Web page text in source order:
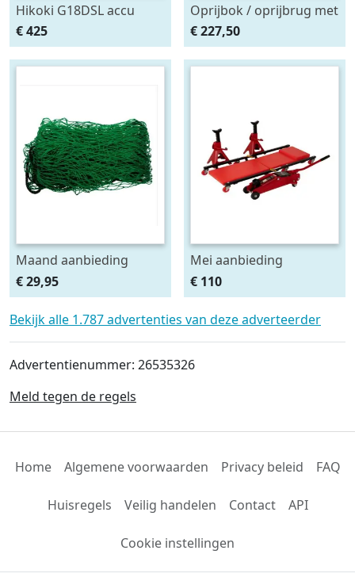
Hikoki G18DSL accu
haakse slijper (2x5Ah +
HSCII)
€ 425
Oprijbok / oprijbrug met
ingebouwde krik. set
2stuks
€ 227,50
Maand aanbieding
Afdeknet 4x2 mtr maas
4.5 x 4.5 cm
€ 29,95
Mei aanbieding
Monteursligkar+2 tons
krik + 2 assteunen
€ 110
Bekijk alle 1.787 advertenties van deze adverteerder
Advertentienummer: 26535326
Meld tegen de regels
Home Algemene voorwaarden Privacy beleid FAQ
Huisregels Veilig handelen Contact API
Cookie instellingen